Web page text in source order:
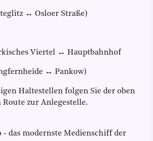
↔ Osloer Straße)
Viertel ↔ Hauptbahnhof
↔ Pankow)
Haltestellen folgen Sie der oben
Route zur Anlegestelle.
- das modernste Medienschiff der